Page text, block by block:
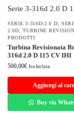
SERIE 3-316D-2.0 D ,
2.0D ,TURBINE
PRODOTTI
Turbina Revisionata
316d 2.0 D 115 CV IHI
500,00€ Iva Inclusa
Aggiungi al
Buy via